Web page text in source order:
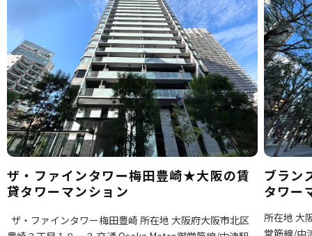
View more
ザ・ファインタワー梅田豊崎★大阪の賃
貸タワーマンション
ザ・ファインタワー梅田豊崎 所在地 大阪府大阪市北区
ブラン
タワー
所在地 大